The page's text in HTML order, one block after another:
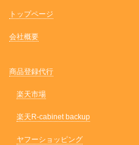
トップページ
会社概要
商品登録代行
楽天市場
楽天R-cabinet backup
ヤフーショッピング